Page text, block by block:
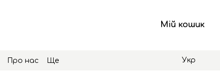
Мій кошик
Про нас Ще Укр